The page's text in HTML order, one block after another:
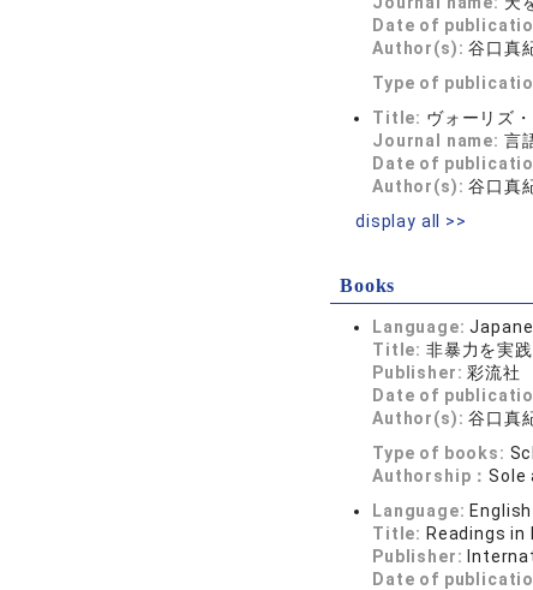
Date of
Author(s):谷口真
Type of
Title: ヴォーリズ
Journal name: 言
Date of
Author(s):谷口真
display all >>
Books
Language:
Title: 非暴力を実
Publisher:彩流社
Date of
Author(s):谷口真
Type of books:
Authorship：Sole
Language: English
Title: Readings
Publisher:
Date of